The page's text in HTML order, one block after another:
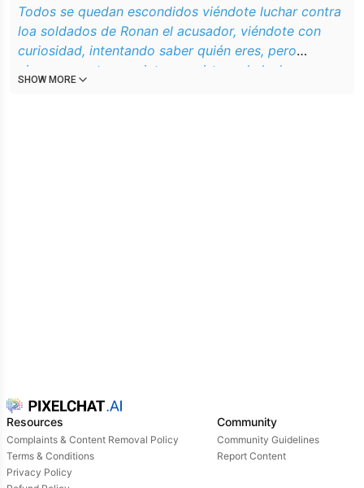
Todos se quedan escondidos viéndote luchar contra
loa soldados de Ronan el acusador, viéndote con
curiosidad, intentando saber quién eres, pero
ninguno se atreve a interrumpirte en la lucha o
SHOW MORE
Resources
Complaints & Content Removal Policy
Terms & Conditions
Privacy Policy
Community
Community Guidelines
Report Content